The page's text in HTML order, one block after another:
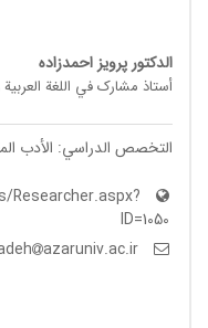
الدکتور پرویز احمدزاده
أستاذ مشارک في اللغة
التخصص الدراسي: الأدب
Researcher.aspx?
ID=1050
azaruniv.ac.ir